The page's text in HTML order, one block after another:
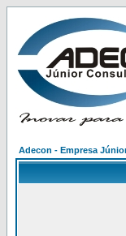
Adecon - Empresa